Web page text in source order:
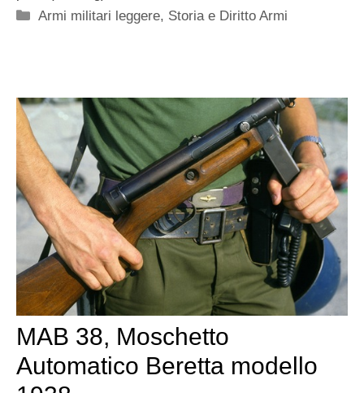
Categorie
Armi militari leggere, Storia e Diritto Armi
MAB 38, Moschetto
Automatico Beretta modello